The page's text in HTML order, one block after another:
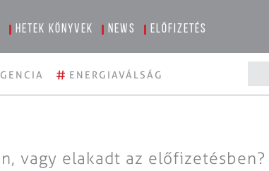
Hetek könyvek News Előfizetés
# ENERGIAVÁLSÁG
vagy elakadt az előfizetésben?